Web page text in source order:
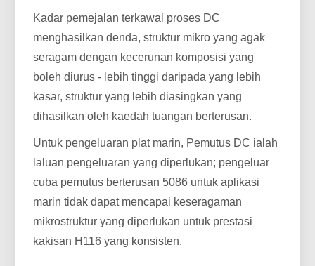
Kadar pemejalan terkawal proses DC
menghasilkan denda, struktur mikro yang agak
seragam dengan kecerunan komposisi yang
boleh diurus - lebih tinggi daripada yang lebih
kasar, struktur yang lebih diasingkan yang
dihasilkan oleh kaedah tuangan berterusan.
Untuk pengeluaran plat marin, Pemutus DC ialah
laluan pengeluaran yang diperlukan; pengeluar
cuba pemutus berterusan 5086 untuk aplikasi
marin tidak dapat mencapai keseragaman
mikrostruktur yang diperlukan untuk prestasi
kakisan H116 yang konsisten.